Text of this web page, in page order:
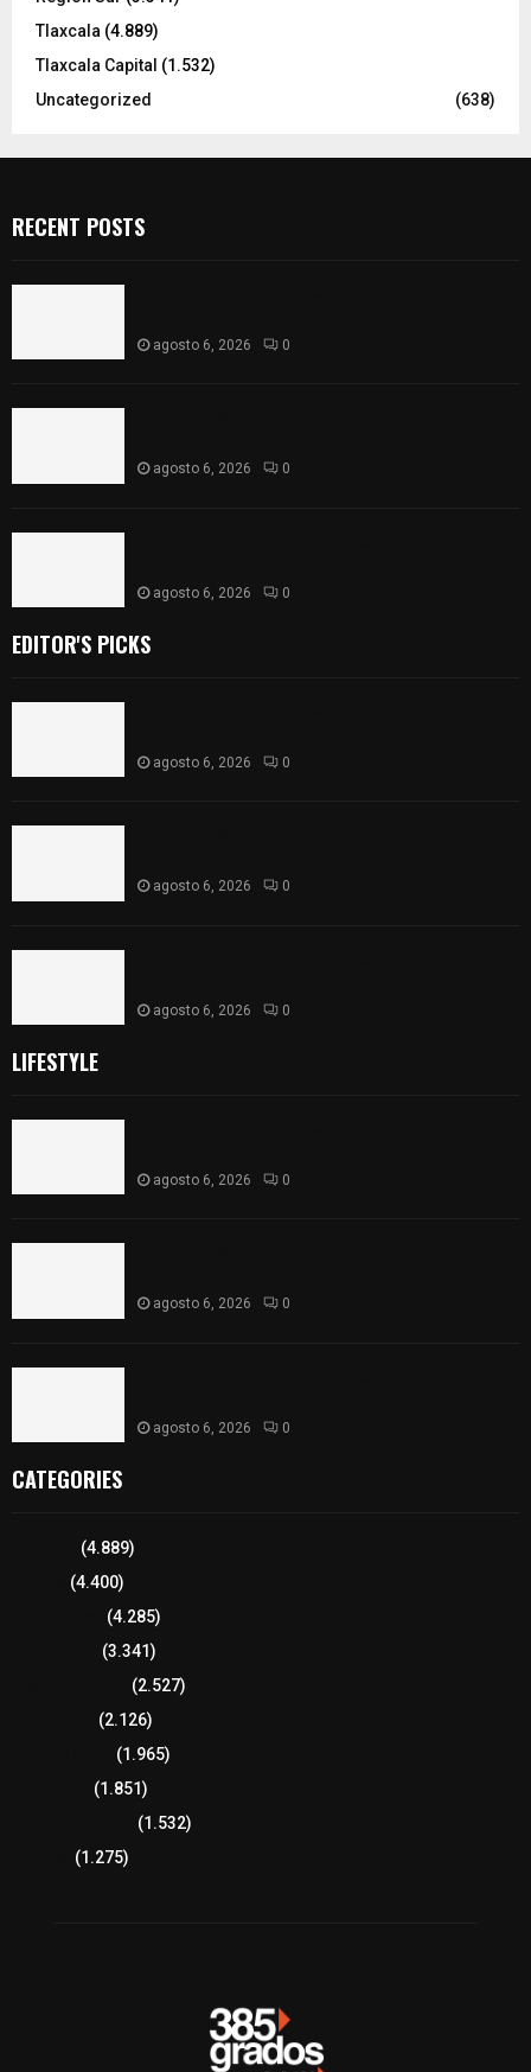
Tlaxcala (4.889)
Tlaxcala Capital (1.532)
Uncategorized
(638)
RECENT POSTS
agosto 6, 2026 0
agosto 6, 2026 0
agosto 6, 2026 0
EDITOR'S PICKS
agosto 6, 2026 0
agosto 6, 2026 0
agosto 6, 2026 0
LIFESTYLE
agosto 6, 2026 0
agosto 6, 2026 0
agosto 6, 2026 0
CATEGORIES
(4.889)
(4.400)
(4.285)
(3.341)
(2.527)
(2.126)
(1.965)
(1.851)
(1.532)
(1.275)